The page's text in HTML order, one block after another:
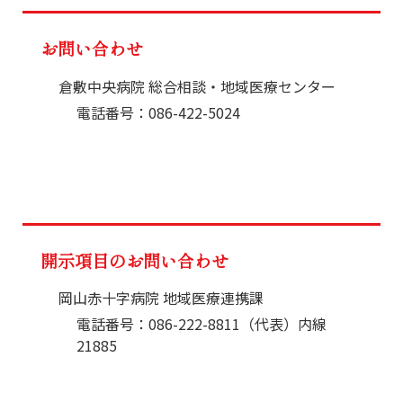
お問い合わせ
倉敷中央病院 総合相談・地域医療センター
電話番号：086-422-5024
開示項目のお問い合わせ
岡山赤十字病院 地域医療連携課
電話番号：086-222-8811（代表）内線
21885